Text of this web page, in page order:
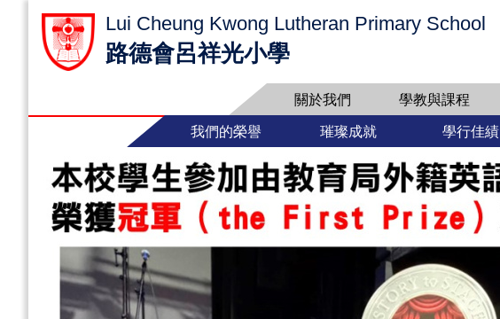
Lui Cheung Kwong Lutheran Primary School
路德會呂祥光小學
關於我們 學教與課程
我們的榮譽 璀璨成就 學行佳績